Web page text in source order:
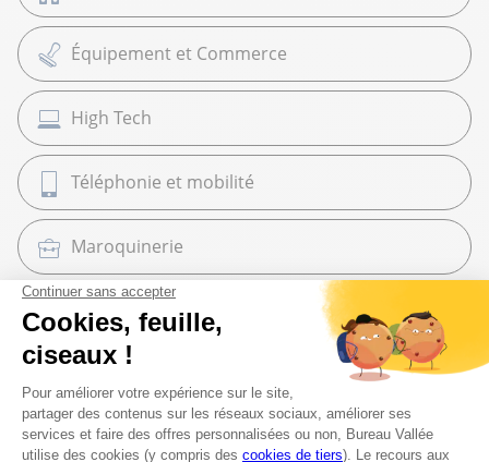
Équipement et Commerce
High Tech
Téléphonie et mobilité
Maroquinerie
Cadeaux
Beaux Arts